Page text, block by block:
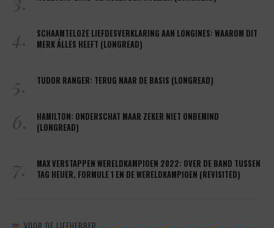
4.
SCHAAMTELOZE LIEFDESVERKLARING AAN LONGINES: WAAROM DIT
MERK ÁLLES HEEFT (LONGREAD)
5. TUDOR RANGER: TERUG NAAR DE BASIS (LONGREAD)
6.
HAMILTON: ONDERSCHAT MAAR ZEKER NIET ONBEMIND
(LONGREAD)
7.
MAX VERSTAPPEN WERELDKAMPIOEN 2022: OVER DE BAND TUSSEN
TAG HEUER, FORMULE 1 EN DE WERELDKAMPIOEN (REVISITED)
VOOR DE LIEFHEBBER